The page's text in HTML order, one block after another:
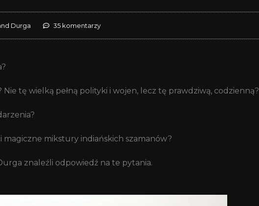
Durga 35 komentarzy
tę wielką pełną polityki i wojen, lecz tę prawdziwą, codzienną?
magiczne mikstury indiańskich szamanów?
znaleźli odpowiedź na te pytania.